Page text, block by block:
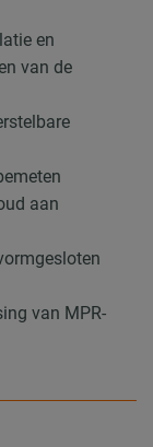
en
van de
aan
van MPR-